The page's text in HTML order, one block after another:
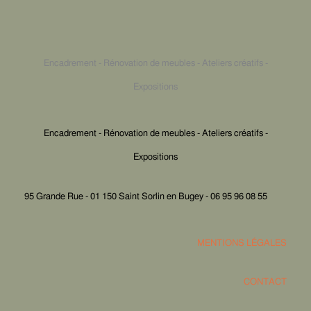
Encadrement - Rénovation de meubles - Ateliers créatifs -
Expositions
Encadrement - Rénovation de meubles - Ateliers créatifs -
Expositions
95 Grande Rue - 01 150 Saint Sorlin en Bugey - 06 95 96 08 55
MENTIONS LÉGALES
CONTACT